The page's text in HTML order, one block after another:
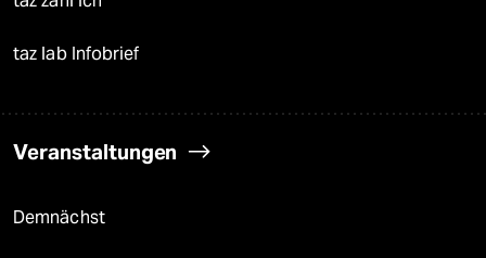
taz lab Infobrief
Veranstaltungen
Demnächst